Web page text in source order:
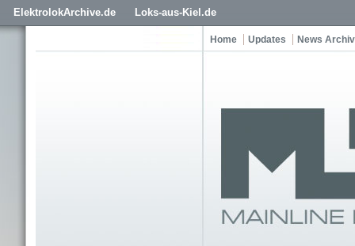
ElektrolokArchive.de Loks-aus-Kiel.de
Home Updates News Archiv